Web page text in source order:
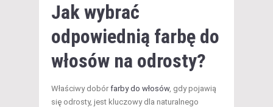
Jak wybrać
odpowiednią farbę do
włosów na odrosty?
Właściwy dobór farby do włosów, gdy pojawią
się odrosty, jest kluczowy dla naturalnego